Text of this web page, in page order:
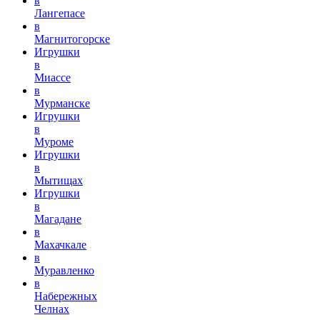
Лангепасе
в
Магнитогорске
Игрушки
в
Миассе
в
Мурманске
Игрушки
в
Муроме
Игрушки
в
Мытищах
Игрушки
в
Магадане
в
Махачкале
в
Муравленко
в
Набережных
Челнах